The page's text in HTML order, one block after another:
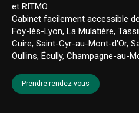
et RITMO.
Cabinet facilement accessible
Foy-lès-Lyon, La Mulatière,
Cuire, Saint-Cyr-au-Mont-d'Or,
Oullins, Écully, Champagne-au-
Prendre rendez-vous